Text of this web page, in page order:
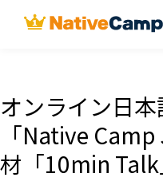
オンライン日
「Native
材「10min